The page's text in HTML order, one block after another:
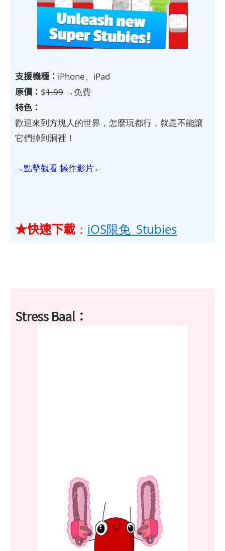
支援機種： iPhone、iPad
原價： $1.99 →免費
特色：
歡迎來到方塊人的世界，怎麼玩都行，就是不能讓
它們掉到洞裡！
→點擊觀看 操作影片←
★快速下載 ： iOS限免_Stubies
Stress Baal：